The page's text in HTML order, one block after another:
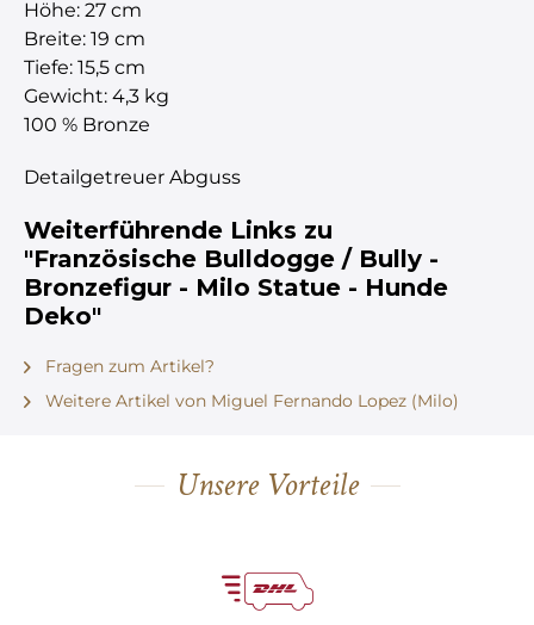
Höhe: 27 cm
Breite: 19 cm
Tiefe: 15,5 cm
Gewicht: 4,3 kg
100 % Bronze
Detailgetreuer Abguss
Weiterführende Links zu
"Französische Bulldogge / Bully -
Bronzefigur - Milo Statue - Hunde
Deko"
Fragen zum Artikel?
Weitere Artikel von Miguel Fernando Lopez (Milo)
Unsere Vorteile